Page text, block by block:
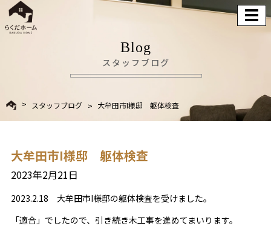
Blog
スタッフブログ
スタッフブログ 大牟田市I様邸 躯体検査
大牟田市I様邸 躯体検査
2023年2月21日
2023.2.18 大牟田市I様邸の躯体検査を受けました。
「適合」でしたので、引き続き木工事を進めてまいります。